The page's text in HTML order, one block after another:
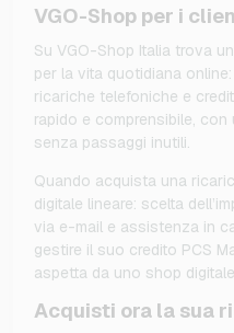
VGO-Shop per i
Su VGO-Shop Italia trova
per la vita quotidiana
ricariche telefoniche e
rapido e comprensibile,
senza passaggi inutili.
Quando acquista una
digitale lineare: scelta
via e-mail e assistenza in
gestire il suo credito PCS
aspetta da uno shop
Acquisti ora la sua